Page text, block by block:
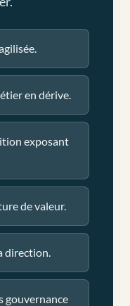
en dérive.
exposant
de valeur.
direction.
gouvernance